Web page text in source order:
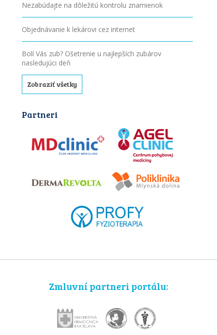
Nezabúdajte na dôležitú kontrolu znamienok
Objednávanie k lekárovi cez internet
Bolí Vás zub? Ošetrenie u najlepších zubárov
nasledujúci deň
Zobraziť všetky
Partneri
Zmluvní partneri portálu: